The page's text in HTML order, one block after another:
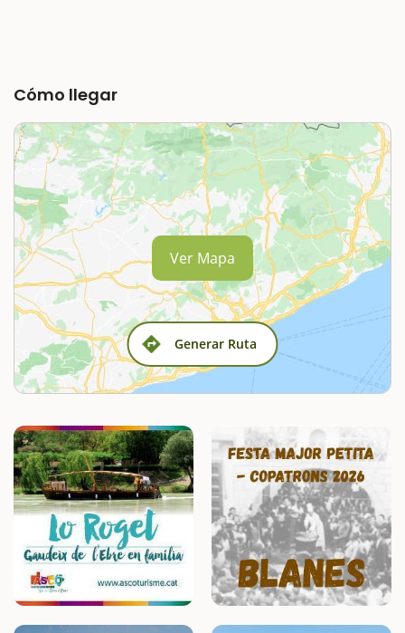
Cómo llegar
Generar Ruta
Ver Mapa